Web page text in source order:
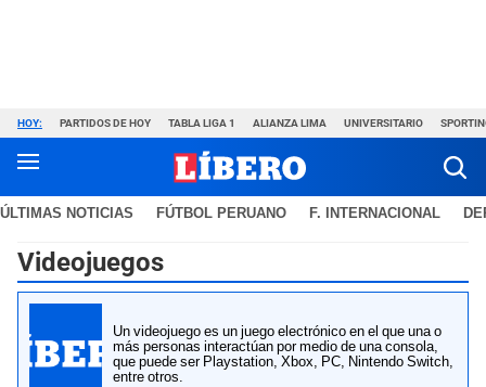
HOY: PARTIDOS DE HOY TABLA LIGA 1 ALIANZA LIMA UNIVERSITARIO
ÚLTIMAS NOTICIAS FÚTBOL PERUANO F. INTERNACIONAL
Videojuegos
Un videojuego es un juego electrónico en el que una o
más personas interactúan por medio de una consola,
que puede ser Playstation, Xbox, PC, Nintendo Switch,
entre otros.